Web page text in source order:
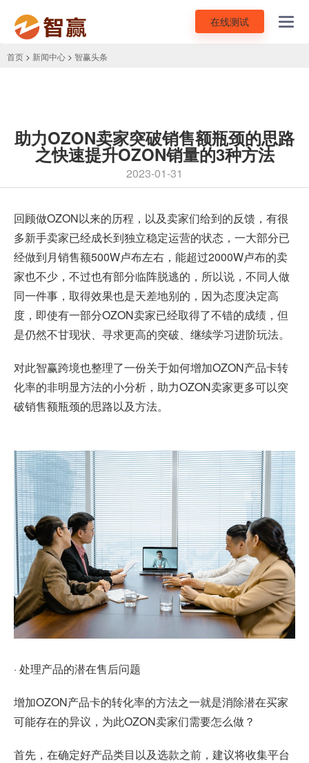
在线测试
首页 > 新闻中心 > 智赢头条
助力OZON卖家突破销售额瓶颈的思路
之快速提升OZON销量的3种方法
2023-01-31
回顾做OZON以来的历程，以及卖家们给到的反馈，有很
多新手卖家已经成长到独立稳定运营的状态，一大部分已
经做到月销售额500W卢布左右，能超过2000W卢布的卖
家也不少，不过也有部分临阵脱逃的，所以说，不同人做
同一件事，取得效果也是天差地别的，因为态度决定高
度，即使有一部分OZON卖家已经取得了不错的成绩，但
是仍然不甘现状、寻求更高的突破、继续学习进阶玩法。
对此智赢跨境也整理了一份关于如何增加OZON产品卡转
化率的非明显方法的小分析，助力OZON卖家更多可以突
破销售额瓶颈的思路以及方法。
· 处理产品的潜在售后问题
增加OZON产品卡的转化率的方法之一就是消除潜在买家
可能存在的异议，为此OZON卖家们需要怎么做？
首先，在确定好产品类目以及选款之前，建议将收集平台